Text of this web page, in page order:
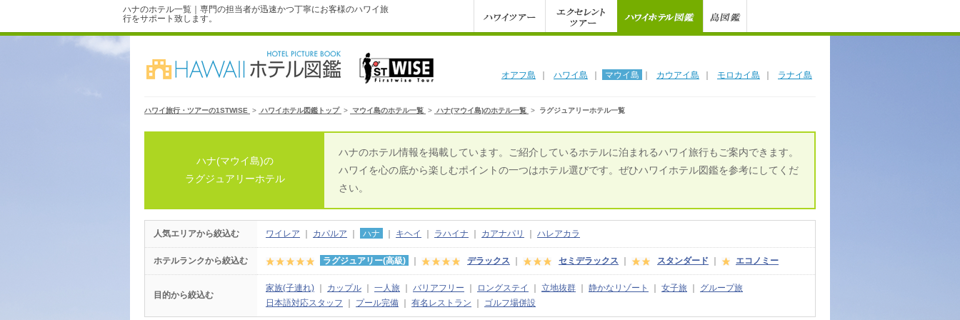
ハナのホテル一覧｜専門の担当者が迅速かつ丁寧にお客様のハワイ旅
行をサポート致します。
オアフ島 ハワイ島 マウイ島 カウアイ島 モロカイ島 ラナイ島
ハワイ旅行・ツアーの1STWISE > ハワイホテル図鑑トップ > マウイ島のホテル一覧 > ハナ(マウイ島)のホテル一覧 > ラグジュアリーホテル一覧
ハナ(マウイ島)の
ラグジュアリーホテル
ハナのホテル情報を掲載しています。ご紹介しているホテルに泊まれるハワイ旅行もご案内できます。
ハワイを心の底から楽しむポイントの一つはホテル選びです。ぜひハワイホテル図鑑を参考にしてくだ
さい。
人気エリアから絞込む ワイレア カパルア ハナ キヘイ ラハイナ カアナパリ ハレアカラ
ホテルランクから絞込む ラグジュアリー(高級) デラックス セミデラックス スタンダード エコノミー
目的から絞込む
家族(子連れ) カップル 一人旅 バリアフリー ロングステイ 立地抜群 静かなリゾート 女子旅
グループ旅
日本語対応スタッフ
プール完備 有名レストラン ゴルフ場併設